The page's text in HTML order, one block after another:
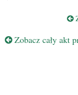
Zobacz cały akt